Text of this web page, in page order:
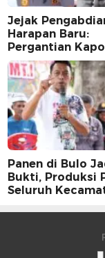
Jejak
Harapan Baru:
Pergantian
Sidrap dalam
Karier Dua
Panen di Bulo
Bukti, Produksi
Seluruh
Peningkatan